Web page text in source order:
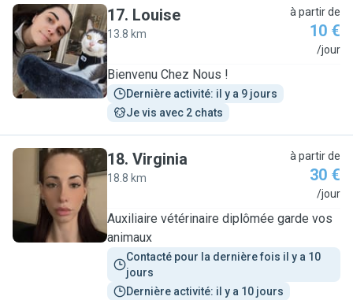
L
17. Louise
13.8 km
à partir de
10 €
/jour
Bienvenu Chez Nous !
Dernière activité: il y a 9 jours
Je vis avec 2 chats
V
18. Virginia
18.8 km
à partir de
30 €
/jour
Auxiliaire vétérinaire diplômée garde vos
animaux
Contacté pour la dernière fois il y a 10
jours
Dernière activité: il y a 10 jours